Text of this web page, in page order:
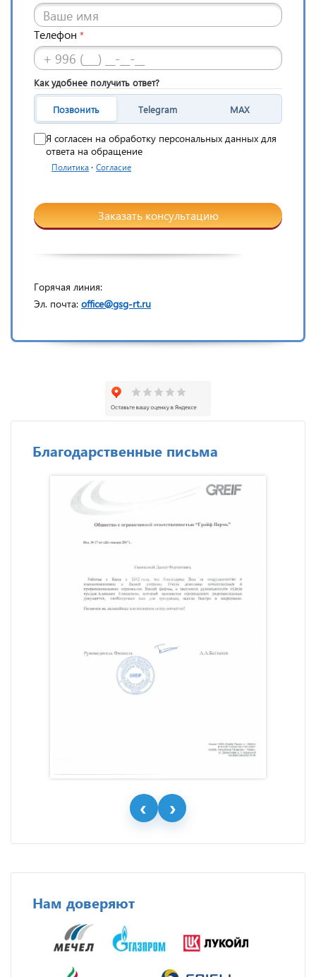
Телефон *
Как удобнее получить ответ?
Позвонить Telegram MAX
Я согласен на обработку персональных данных для
ответа на обращение
Политика · Согласие
Заказать консультацию
Горячая линия:
Эл. почта: office@gsg-rt.ru
Благодарственные письма
Нам доверяют